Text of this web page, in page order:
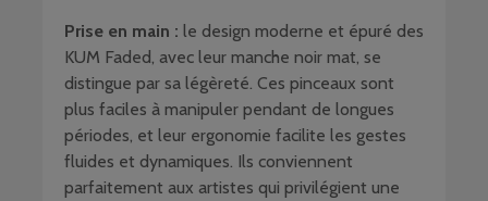
Prise en main : le design moderne et épuré des
KUM Faded, avec leur manche noir mat, se
distingue par sa légèreté. Ces pinceaux sont
plus faciles à manipuler pendant de longues
périodes, et leur ergonomie facilite les gestes
fluides et dynamiques. Ils conviennent
parfaitement aux artistes qui privilégient une